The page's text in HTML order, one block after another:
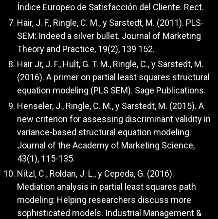
Índice Europeo de Satisfacción del Cliente. Rect.
Hair, J. F., Ringle, C. M., y Sarstedt, M. (2011). PLS-
SEM: Indeed a silver bullet. Journal of Marketing
Theory and Practice, 19(2), 139 152.
Hair Jr, J. F., Hult, G. T. M., Ringle, C., y Sarstedt, M.
(2016). A primer on partial least squares structural
equation modeling (PLS SEM). Sage Publications.
Henseler, J., Ringle, C. M., y Sarstedt, M. (2015). A
new criterion for assessing discriminant validity in
variance-based structural equation modeling.
Journal of the Academy of Marketing Science,
43(1), 115-135.
Nitzl, C., Roldan, J. L., y Cepeda, G. (2016).
Mediation analysis in partial least squares path
modeling: Helping researchers discuss more
sophisticated models. Industrial Management &